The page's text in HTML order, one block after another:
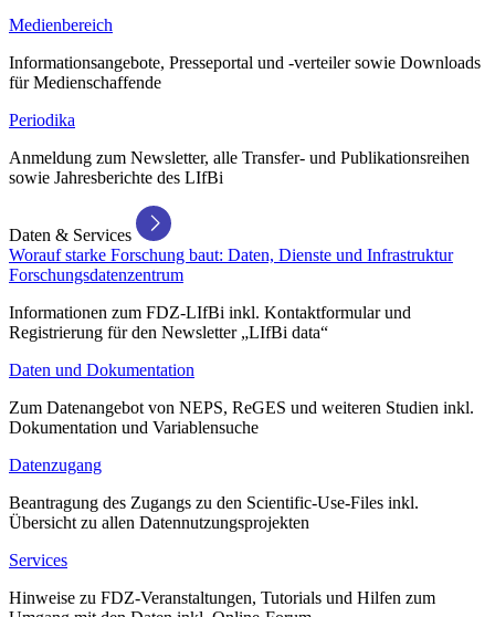
Medienbereich
Informationsangebote, Presseportal und -verteiler sowie Downloads
für Medienschaffende
Periodika
Anmeldung zum Newsletter, alle Transfer- und Publikationsreihen
sowie Jahresberichte des LIfBi
Daten & Services
Worauf starke Forschung baut: Daten, Dienste und Infrastruktur
Forschungsdatenzentrum
Informationen zum FDZ-LIfBi inkl. Kontaktformular und
Registrierung für den Newsletter „LIfBi data“
Daten und Dokumentation
Zum Datenangebot von NEPS, ReGES und weiteren Studien inkl.
Dokumentation und Variablensuche
Datenzugang
Beantragung des Zugangs zu den Scientific-Use-Files inkl.
Übersicht zu allen Datennutzungsprojekten
Services
Hinweise zu FDZ-Veranstaltungen, Tutorials und Hilfen zum